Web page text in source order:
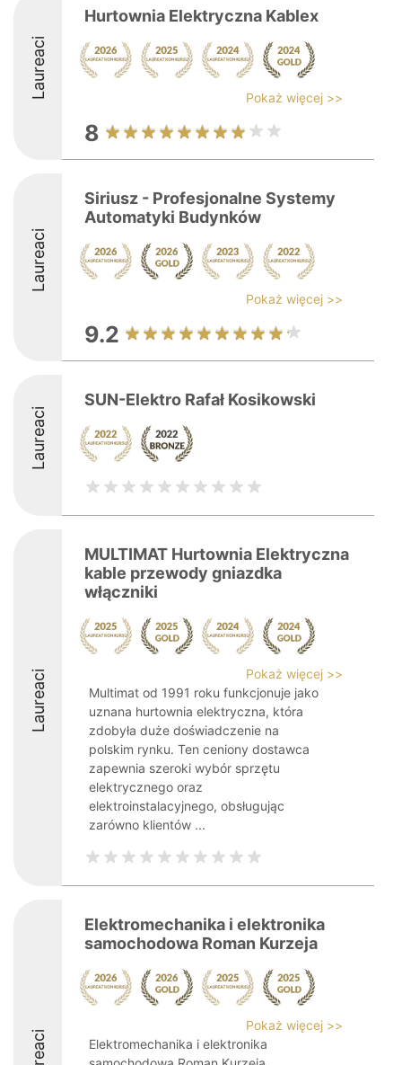
Laureaci
Hurtownia Elektryczna Kablex
Pokaż więcej >>
8
Laureaci
Siriusz - Profesjonalne Systemy
Automatyki Budynków
Pokaż więcej >>
9.2
Laureaci
SUN-Elektro Rafał Kosikowski
Laureaci
MULTIMAT Hurtownia Elektryczna
kable przewody gniazdka
włączniki
Pokaż więcej >>
Multimat od 1991 roku funkcjonuje jako
uznana hurtownia elektryczna, która
zdobyła duże doświadczenie na
polskim rynku. Ten ceniony dostawca
zapewnia szeroki wybór sprzętu
elektrycznego oraz
elektroinstalacyjnego, obsługując
zarówno klientów ...
Elektromechanika i elektronika
samochodowa Roman Kurzeja
Pokaż więcej >>
Elektromechanika i elektronika